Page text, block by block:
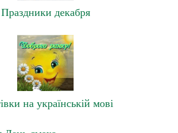
Праздники декабря
на українській мові